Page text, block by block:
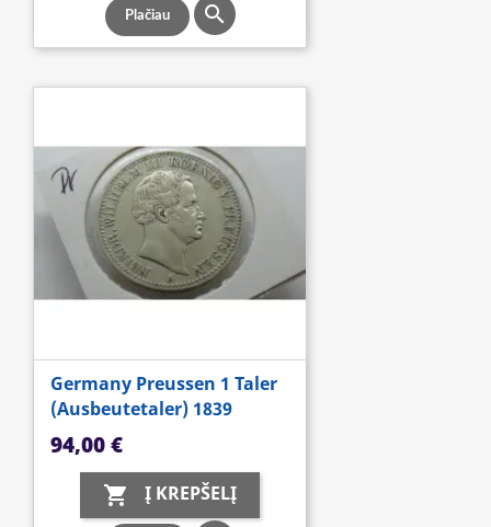
Plačiau 
Germany Preussen 1 Taler
(Ausbeutetaler) 1839
Kaina
94,00 €
 Į KREPŠELĮ